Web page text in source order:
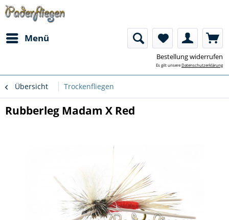
Menü
Bestellung widerrufen
Es gilt unsereDatenschutzerklärung
Übersicht Trockenfliegen
Rubberleg Madam X Red